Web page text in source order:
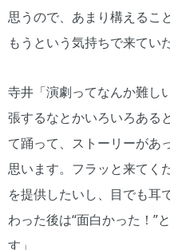
思うので、あまり構えるこ
もうという気持ちで来てい
寺井「演劇ってなんか難し
張するなとかいろいろある
て踊って、ストーリーがあ
思います。フラッと来てく
を提供したいし、目でも耳
わった後は“面白かった！”
す」